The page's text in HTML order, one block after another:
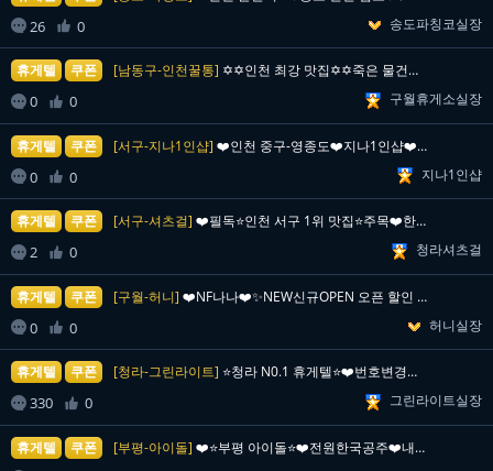
 26  0 송도파칭코실장
휴게텔 쿠폰 [남동구-인천꿀통] ✡️✡️인천 최강 맛집✡️✡️죽은 물건도 빨닥 일어서는…
 0  0 구월휴게소실장
휴게텔 쿠폰 [서구-지나1인샵] ❤️인천 중구-영종도❤️지나1인샵❤️뉴페이스 나비❤️어…
 0  0 지나1인샵
휴게텔 쿠폰 [서구-셔츠걸] ❤️필독⭐️인천 서구 1위 맛집⭐️주목❤️한국인급 소통…
 2  0 청라셔츠걸
휴게텔 쿠폰 [구월-허니] ❤️NF나나❤️✨NEW신규OPEN 오픈 할인 진행중✨❤…
 0  0 허니실장
휴게텔 쿠폰 [청라-그린라이트] ⭐청라 N0.1 휴게텔⭐❤️번호변경❤️☎️010-831…
 330  0 그린라이트실장
휴게텔 쿠폰 [부평-아이돌] ❤️⭐부평 아이돌⭐❤️전원한국공주❤️내상ZERO❤️오피…